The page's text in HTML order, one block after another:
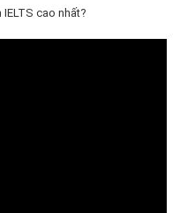
cao nhất?